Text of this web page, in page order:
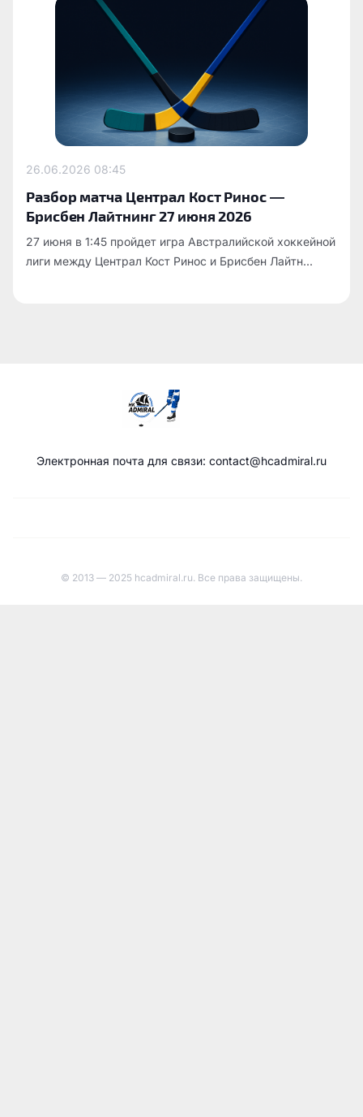
26.06.2026 08:45
Разбор матча Централ Кост Ринос —
Брисбен Лайтнинг 27 июня 2026
27 июня в 1:45 пройдет игра Австралийской хоккейной
лиги между Централ Кост Ринос и Брисбен Лайтн...
Электронная почта для связи: contact@hcadmiral.ru
© 2013 — 2025 hcadmiral.ru. Все права защищены.